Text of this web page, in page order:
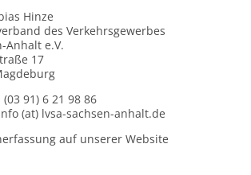
Hinze
des Verkehrsgewerbes
Anhalt e.V.
17
91) 6 21 98 86
(at) lvsa-sachsen-anhalt.de
auf unserer Website